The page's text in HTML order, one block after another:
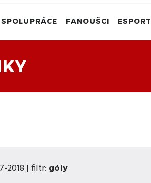
SPOLUPRÁCE FANOUŠCI ESPORT
2018 | filtr: góly